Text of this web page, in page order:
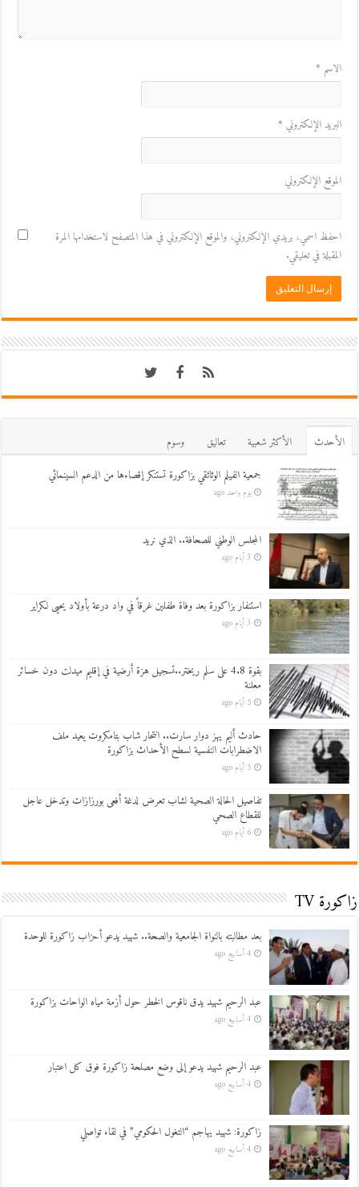
الاسم *
البريد الإلكتروني *
الموقع الإلكتروني
احفظ اسمي، بريدي الإلكتروني، والموقع الإلكتروني في هذا المتصفح لاستخدامها المرة
المقبلة في تعليقي.
اﻷحدث اﻷكثر شعبية تعاليق
وسوم
جمعية الفيلم الوثائقي بزاكورة تستنكر إقصاءها من الدعم السينمائي
يوم واحد ago
المجلس الوطني للصحافة.. الذي نريد
3 أيام ago
استنفار بزاكورة بعد وفاة طفلين غرقاً في واد درعة بأولاد يحيى لكراير
3 أيام ago
بقوة 4.8 على سلم ريختر..تسجيل هزة أرضية في إقليم ميدلت دون خسائر
معلنة
5 أيام ago
حادث أليم يهز دوار سارت.. انتحار شاب بتامكروت يعيد ملف
الاضطرابات النفسية لسطح الأحداث بزاكورة
5 أيام ago
تفاصيل الحالة الصحية لشاب تعرض لدغة أفعى بورزازات وتدخل عاجل
للقطاع الصحي
6 أيام ago
زاكورة TV
بعد مطالبته بالنواة الجامعية والصحة.. شهيد يدعو أحزاب زاكورة للوحدة
4 أسابيع ago
عبد الرحيم شهيد يدق ناقوس الخطر حول أزمة مياه الواحات بزاكورة
4 أسابيع ago
عبد الرحيم شهيد يدعو إلى وضع مصلحة زاكورة فوق كل اعتبار
4 أسابيع ago
زاكورة: شهيد يهاجم “التغول الحكومي” في لقاء تواصلي
4 أسابيع ago